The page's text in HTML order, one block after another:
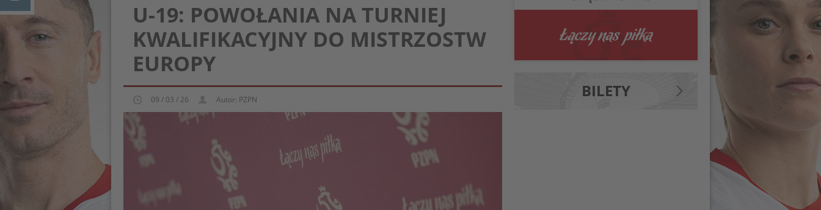
U-19: POWOŁANIA NA TURNIEJ
KWALIFIKACYJNY DO MISTRZOSTW
EUROPY
09 / 03 / 26 Autor: PZPN BILETY